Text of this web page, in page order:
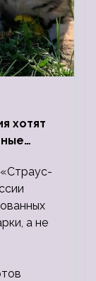
хотят
а не